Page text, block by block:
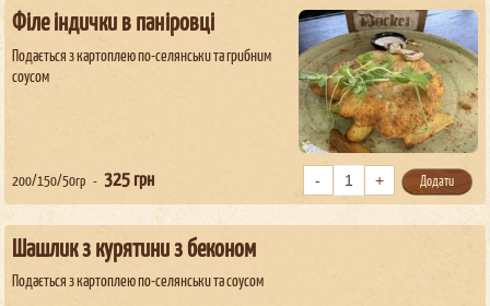
Філе індички в паніровці
Подається з картоплею по-селянськи та грибним
соусом
200/150/50гр 325 грн Додати
Шашлик з курятини з беконом
Подається з картоплею по-селянськи та соусом